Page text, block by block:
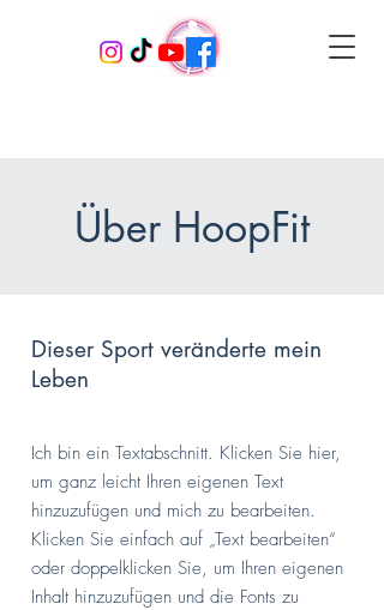
Über HoopFit
Dieser Sport veränderte mein
Leben
Ich bin ein Textabschnitt. Klicken Sie hier,
um ganz leicht Ihren eigenen Text
hinzuzufügen und mich zu bearbeiten.
Klicken Sie einfach auf „Text bearbeiten“
oder doppelklicken Sie, um Ihren eigenen
Inhalt hinzuzufügen und die Fonts zu